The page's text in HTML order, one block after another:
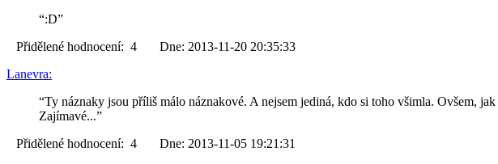
“:D”
Přidělené hodnocení: 4 Dne: 2013-11-20 20:35:33
Lanevra:
“Ty náznaky jsou příliš málo náznakové. A nejsem jediná, kdo si toho všimla. Ovšem,
Zajímavé...”
Přidělené hodnocení: 4 Dne: 2013-11-05 19:21:31